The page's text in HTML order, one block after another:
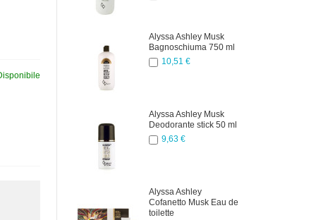
Alyssa Ashley Musk
Bagnoschiuma 750 ml
10,51 €
Alyssa Ashley Musk
Deodorante stick 50 ml
9,63 €
Alyssa Ashley
Cofanetto Musk Eau de
toilette